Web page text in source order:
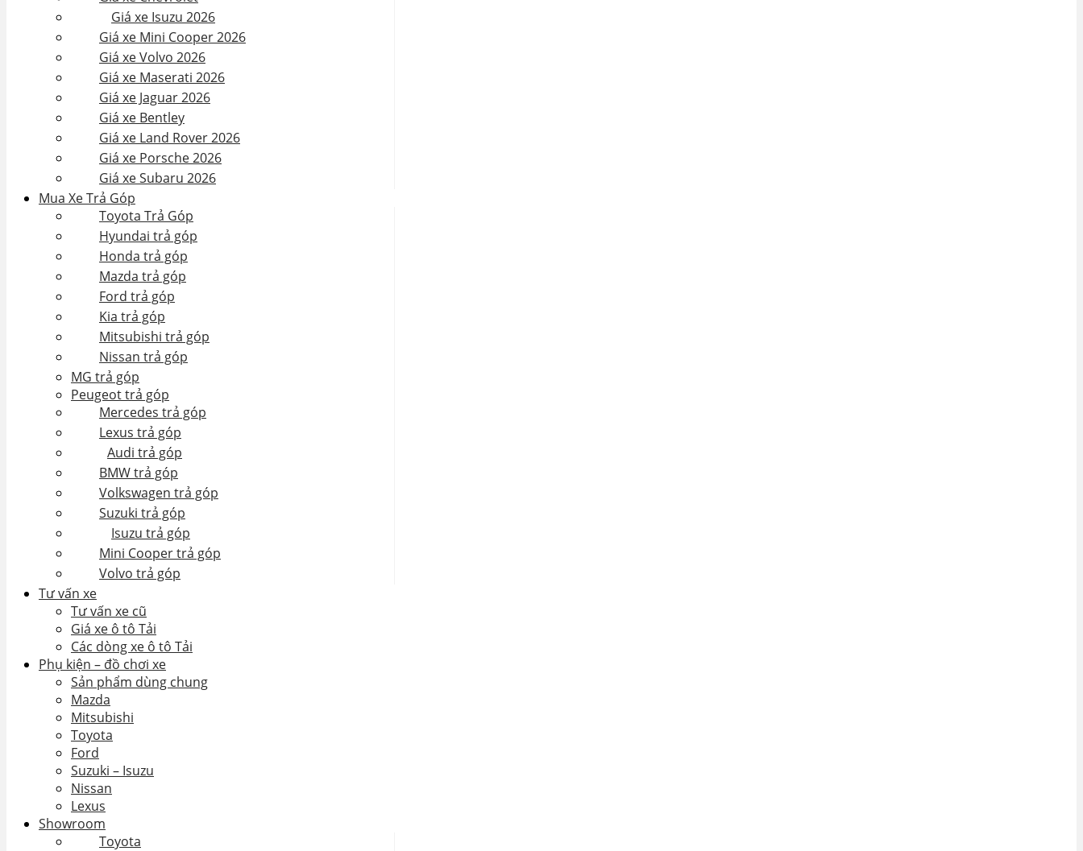
Giá xe Isuzu 2026
Giá xe Mini Cooper 2026
Giá xe Volvo 2026
Giá xe Maserati 2026
Giá xe Jaguar 2026
Giá xe Bentley
Giá xe Land Rover 2026
Giá xe Porsche 2026
Giá xe Subaru 2026
Mua Xe Trả Góp
Toyota Trả Góp
Hyundai trả góp
Honda trả góp
Mazda trả góp
Ford trả góp
Kia trả góp
Mitsubishi trả góp
Nissan trả góp
MG trả góp
Peugeot trả góp
Mercedes trả góp
Lexus trả góp
Audi trả góp
BMW trả góp
Volkswagen trả góp
Suzuki trả góp
Isuzu trả góp
Mini Cooper trả góp
Volvo trả góp
Tư vấn xe
Tư vấn xe cũ
Giá xe ô tô Tải
Các dòng xe ô tô Tải
Phụ kiện – đồ chơi xe
Sản phẩm dùng chung
Mazda
Mitsubishi
Toyota
Ford
Suzuki – Isuzu
Nissan
Lexus
Showroom
Toyota